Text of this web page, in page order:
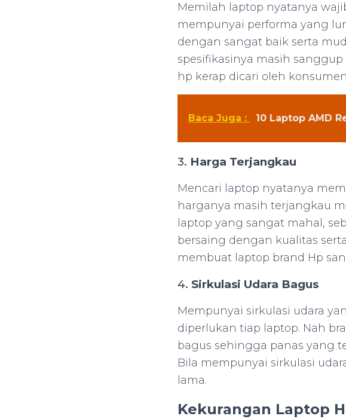
Memilah laptop nyatanya
mempunyai performa yang
dengan sangat baik serta
spesifikasinya masih
hp kerap dicari oleh
Baca Juga : 10 Laptop AMD
3. Harga Terjangkau
Mencari laptop nyatanya
harganya masih terjangkau
laptop yang sangat mahal,
bersaing dengan kualitas
membuat laptop brand Hp
4. Sirkulasi Udara Bagus
Mempunyai sirkulasi udara
diperlukan tiap laptop. Nah
bagus sehingga panas yang
Bila mempunyai sirkulasi
lama.
Kekurangan Laptop